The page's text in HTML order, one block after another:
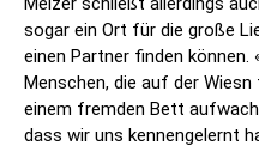
sogar ein Ort für die große
einen Partner finden können.
Menschen, die auf der
einem fremden Bett
dass wir uns kennengelernt